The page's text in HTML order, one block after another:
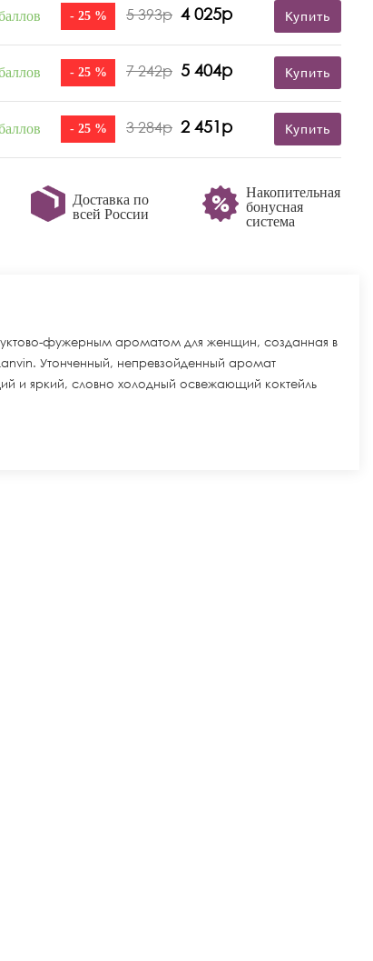
- 25 % 5 393р 4 025р Купить
- 25 % 7 242р 5 404р Купить
- 25 % 3 284р 2 451р Купить
Доставка по
всей России
Накопительная
бонусная
система
фужерным ароматом для женщин, созданная в
Утонченный, непревзойденный аромат
и яркий, словно холодный освежающий коктейль